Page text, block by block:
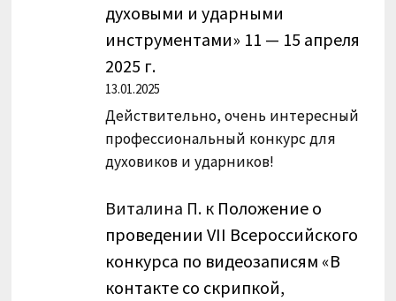
духовыми и ударными
инструментами» 11 — 15 апреля
2025 г.
13.01.2025
Действительно, очень интересный
профессиональный конкурс для
духовиков и ударников!
Виталина П. к Положение о
проведении VII Всероссийского
конкурса по видеозаписям «В
контакте со скрипкой,